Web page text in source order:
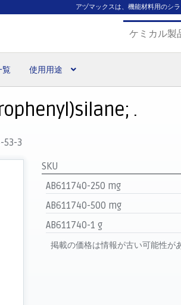
アヅマックスは、機能材料用のシ
ケミカル製
覧 使用用途
.
53-3
SKU
AB611740-250 mg
AB611740-500 mg
AB611740-1 g
掲載の価格は情報が古い可能性が